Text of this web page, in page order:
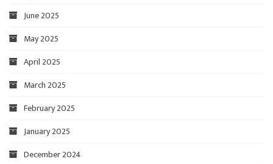
June 2025
May 2025
April 2025
March 2025
February 2025
January 2025
December 2024